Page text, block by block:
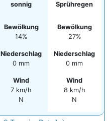
sonnig
Bewölkung
14%
Niederschlag
0 mm
Wind
7 km/h
N
Sprühregen
Bewölkung
27%
Niederschlag
0 mm
Wind
8 km/h
N